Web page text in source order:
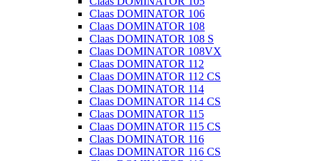
Claas DOMINATOR 106
Claas DOMINATOR 108
Claas DOMINATOR 108 S
Claas DOMINATOR 108VX
Claas DOMINATOR 112
Claas DOMINATOR 112 CS
Claas DOMINATOR 114
Claas DOMINATOR 114 CS
Claas DOMINATOR 115
Claas DOMINATOR 115 CS
Claas DOMINATOR 116
Claas DOMINATOR 116 CS